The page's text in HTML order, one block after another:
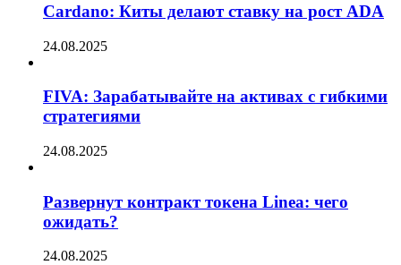
Cardano: Киты делают ставку на рост ADA
24.08.2025
FIVA: Зарабатывайте на активах с гибкими
стратегиями
24.08.2025
Развернут контракт токена Linea: чего
ожидать?
24.08.2025